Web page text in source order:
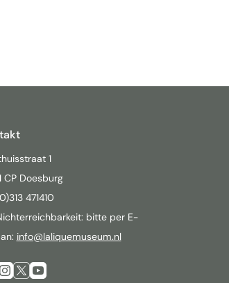
1
CP Doesburg
471410
bitte per E-
info@laliquemuseum.nl